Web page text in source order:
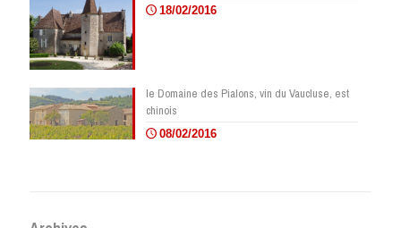
18/02/2016
le Domaine des Pialons, vin du Vaucluse, est
chinois
08/02/2016